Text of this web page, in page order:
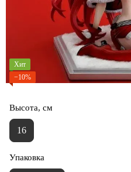
Хит
−10%
Высота, см
16
Упаковка